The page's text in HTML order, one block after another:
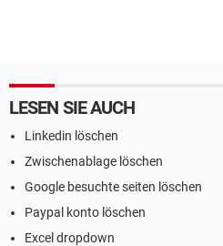
LESEN SIE AUCH
Linkedin löschen
Zwischenablage löschen
Google besuchte seiten löschen
Paypal konto löschen
Excel dropdown